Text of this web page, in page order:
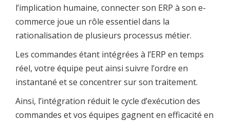
l’implication humaine, connecter son ERP à son e-
commerce joue un rôle essentiel dans la
rationalisation de plusieurs processus métier.
Les commandes étant intégrées à l’ERP en temps
réel, votre équipe peut ainsi suivre l’ordre en
instantané et se concentrer sur son traitement.
Ainsi, l’intégration réduit le cycle d’exécution des
commandes et vos équipes gagnent en efficacité en